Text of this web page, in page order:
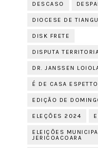
DESCASO
DIOCESE DE
DISK FRETE
DISPUTA
DR. JANSSEN
É DE CASA
EDIÇÃO DE
ELEÇÕES 2024
ELEIÇÕES
JERICOACOARA